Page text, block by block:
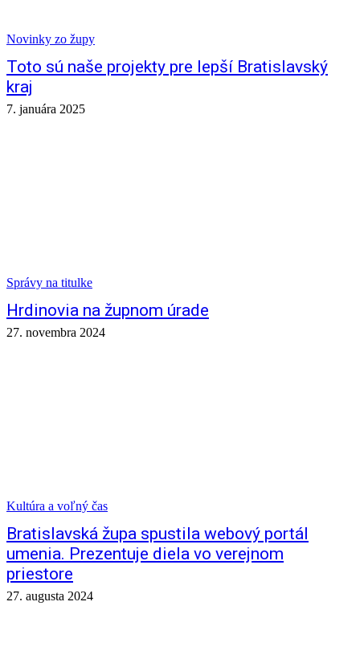
Novinky zo župy
Toto sú naše projekty pre lepší Bratislavský
kraj
7. januára 2025
Správy na titulke
Hrdinovia na župnom úrade
27. novembra 2024
Kultúra a voľný čas
Bratislavská župa spustila webový portál
umenia. Prezentuje diela vo verejnom
priestore
27. augusta 2024